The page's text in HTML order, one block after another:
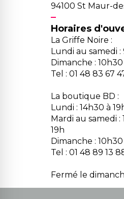
94100 St Maur-
Horaires
La Griffe Noire :
Lundi au samedi :
Dimanche : 10h30
Tel : 01 48 83 67
La boutique BD :
Lundi : 14h30 à
Mardi au samedi :
19h
Dimanche :
Tel : 01 48 89 13
Fermé le
Août